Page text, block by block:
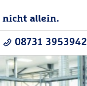
nicht allein.
08731 3953942